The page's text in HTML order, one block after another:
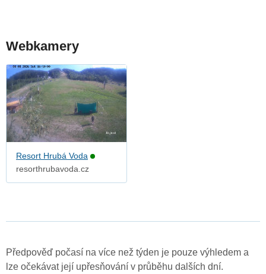
Webkamery
Resort Hrubá Voda
resorthrubavoda.cz
Předpověď počasí na více než týden je pouze výhledem a
lze očekávat její upřesňování v průběhu dalších dní.